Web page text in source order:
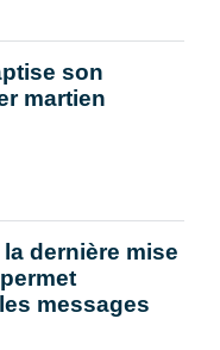
son
martien
dernière mise
messages